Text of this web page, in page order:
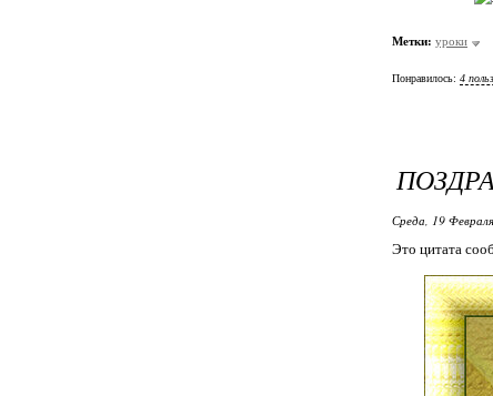
Метки: уроки
Понравилось: 4
Среда, 19
Это цитата